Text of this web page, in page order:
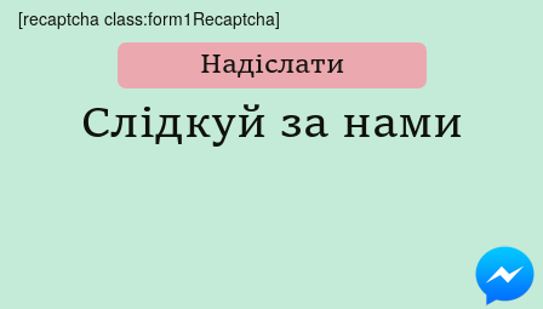
[recaptcha class:form1Recaptcha]
Слідкуй за нами